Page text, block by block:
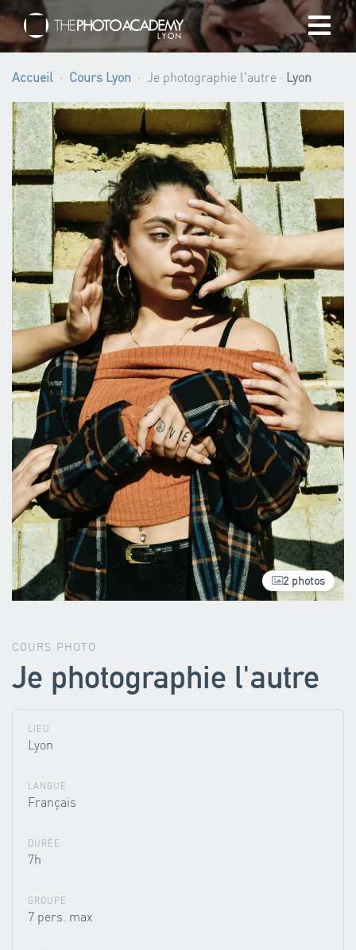
Accueil
Photographes
Offrir une Carte Cadeau
Panier
/EUR
Se connecter
Accueil Cours Lyon Je photographie l'autre · Lyon
2 photos
COURS PHOTO
Je photographie l'autre
LIEU
Lyon
LANGUE
Français
DURÉE
7h
GROUPE
7 pers. max